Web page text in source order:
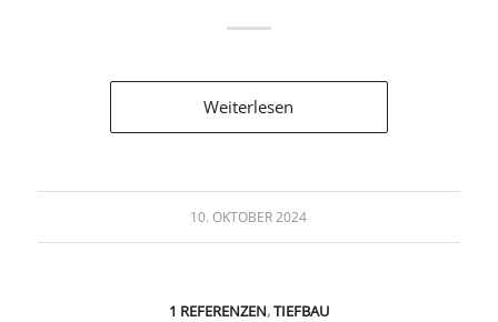
Weiterlesen
10. OKTOBER 2024
1 REFERENZEN,TIEFBAU